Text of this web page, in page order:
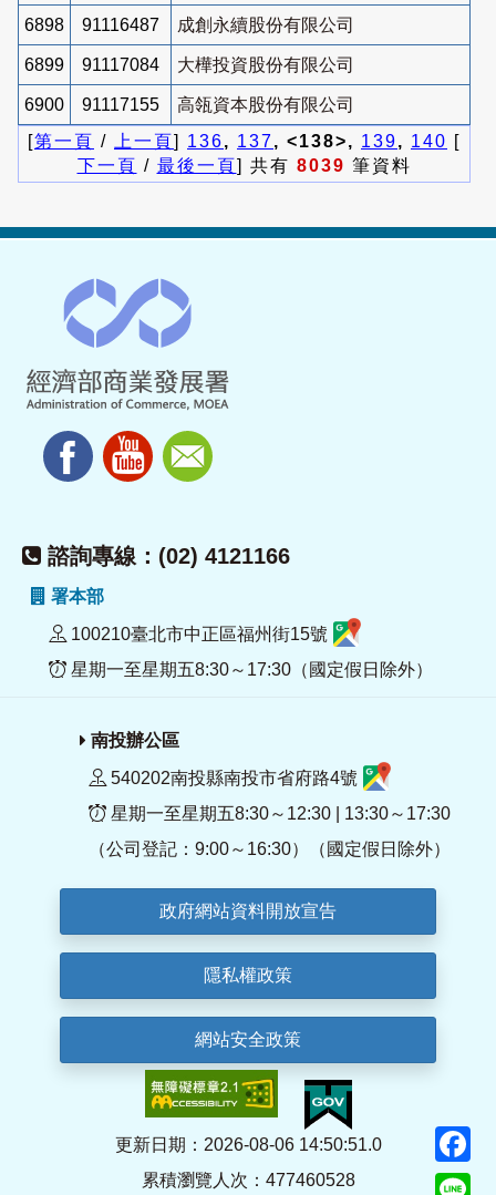
6898 91116487 成創永續股份有限公司
6899 91117084 大樺投資股份有限公司
6900 91117155
高瓴資本股份有限公司
[第一頁 / 上一頁] 136, 137, <138>, 139, 140 [
下一頁 / 最後一頁] 共有 8039 筆資料
諮詢專線：(02) 4121166
署本部
100210臺北市中正區福州街15號
星期一至星期五8:30～17:30（國定假日除外）
南投辦公區
540202南投縣南投市省府路4號
星期一至星期五8:30～12:30 | 13:30～17:30
（公司登記：9:00～16:30）（國定假日除外）
政府網站資料開放宣告
隱私權政策
網站安全政策
更新日期：2026-08-06 14:50:51.0
累積瀏覽人次：477460528